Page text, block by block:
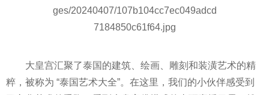
大皇宫汇聚了泰国的建筑、绘画、雕刻和装潢艺术的精
粹，被称为 “泰国艺术大全”。在这里，我们的小伙伴感受到